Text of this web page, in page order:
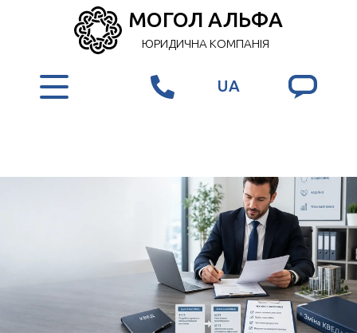
МОГОЛ АЛЬФА
ЮРИДИЧНА КОМПАНІЯ
UA